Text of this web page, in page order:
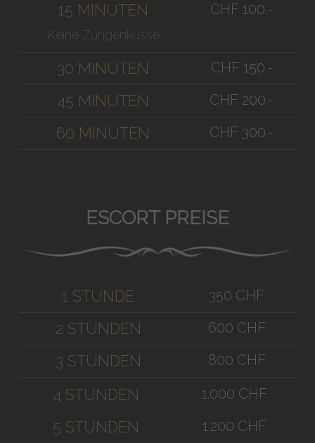
15 MINUTEN
Keine Zungenküsse
CHF 100.-
30 MINUTEN CHF 150.-
45 MINUTEN CHF 200.-
60 MINUTEN CHF 300.-
ESCORT PREISE
1 STUNDE 350 CHF
2 STUNDEN 600 CHF
3 STUNDEN 800 CHF
4 STUNDEN 1.000 CHF
5 STUNDEN 1.200 CHF